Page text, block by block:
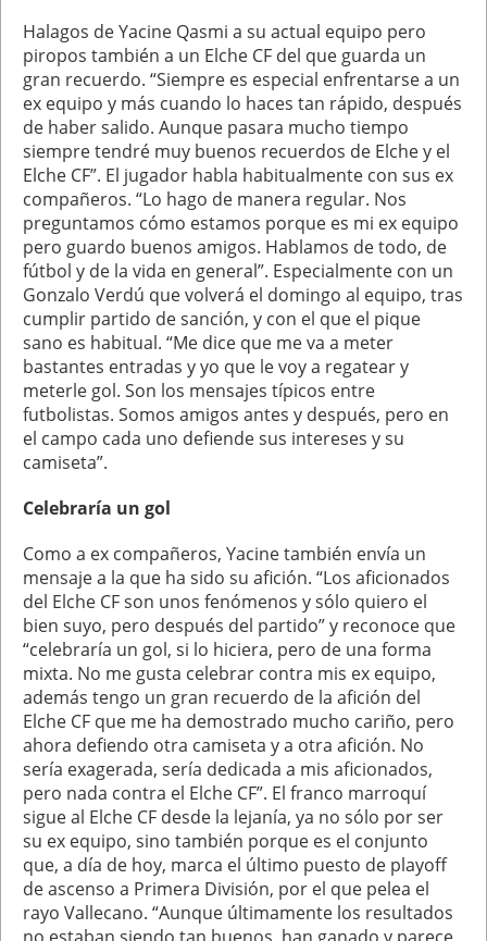
Halagos de Yacine Qasmi a su actual equipo pero
piropos también a un Elche CF del que guarda un
gran recuerdo. “Siempre es especial enfrentarse a un
ex equipo y más cuando lo haces tan rápido, después
de haber salido. Aunque pasara mucho tiempo
siempre tendré muy buenos recuerdos de Elche y el
Elche CF”. El jugador habla habitualmente con sus ex
compañeros. “Lo hago de manera regular. Nos
preguntamos cómo estamos porque es mi ex equipo
pero guardo buenos amigos. Hablamos de todo, de
fútbol y de la vida en general”. Especialmente con un
Gonzalo Verdú que volverá el domingo al equipo, tras
cumplir partido de sanción, y con el que el pique
sano es habitual. “Me dice que me va a meter
bastantes entradas y yo que le voy a regatear y
meterle gol. Son los mensajes típicos entre
futbolistas. Somos amigos antes y después, pero en
el campo cada uno defiende sus intereses y su
camiseta”.
Celebraría un gol
Como a ex compañeros, Yacine también envía un
mensaje a la que ha sido su afición. “Los aficionados
del Elche CF son unos fenómenos y sólo quiero el
bien suyo, pero después del partido” y reconoce que
“celebraría un gol, si lo hiciera, pero de una forma
mixta. No me gusta celebrar contra mis ex equipo,
además tengo un gran recuerdo de la afición del
Elche CF que me ha demostrado mucho cariño, pero
ahora defiendo otra camiseta y a otra afición. No
sería exagerada, sería dedicada a mis aficionados,
pero nada contra el Elche CF”. El franco marroquí
sigue al Elche CF desde la lejanía, ya no sólo por ser
su ex equipo, sino también porque es el conjunto
que, a día de hoy, marca el último puesto de playoff
de ascenso a Primera División, por el que pelea el
rayo Vallecano. “Aunque últimamente los resultados